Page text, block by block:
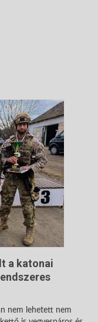
a katonai
nem lehetett nem